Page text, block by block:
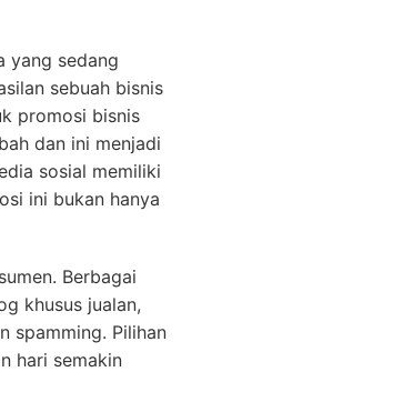
yang sedang
sebuah bisnis
promosi bisnis
dan ini menjadi
sosial memiliki
ini bukan hanya
Berbagai
khusus jualan,
spamming. Pilihan
hari semakin